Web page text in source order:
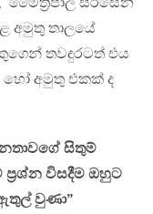
අමුතු තාලයේ
තවදුරටත් එය
අමුතු එකක් ද
සිතුම්
විසදීම ඔහුට
වුණා”